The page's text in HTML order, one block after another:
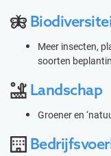
Meer insecten,
soorten
Landschap
Groener en